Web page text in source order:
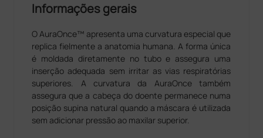
Informações gerais
O AuraOnce™ apresenta uma curvatura especial que
replica fielmente a anatomia humana. A forma única
é moldada diretamente no tubo e assegura uma
inserção adequada sem irritar as vias respiratórias
superiores. A curvatura da AuraOnce também
assegura que a cabeça do doente permanece numa
posição supina natural quando a máscara é utilizada
sem adicionar pressão ao maxilar superior.